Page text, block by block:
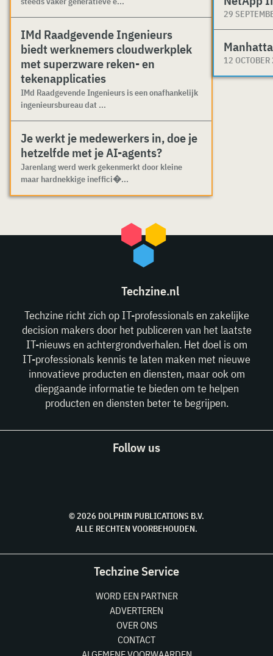
IMd Raadgevende Ingenieurs
biedt werknemers cloudwerkplek
met superzware reken- en
tekenapplicaties
IMd Raadgevende Ingenieurs is een onafhankelijk
ingenieursbureau dat ...
Je werkt je medewerkers in, doe je
hetzelfde met je AI-agents?
Jarenlang werd werk gekenmerkt door kleine
maar hardnekkige ineffici�...
29
12
Techzine.nl
Techzine richt zich op IT-professionals en zakelijke
decision makers door het publiceren van het laatste
IT-nieuws en achtergrondverhalen. Het doel is om
IT-professionals kennis te laten maken met nieuwe
innovatieve producten en diensten, maar ook om
diepgaande informatie te bieden om te helpen
producten en diensten beter te begrijpen.
Follow us
© 2026 DOLPHIN PUBLICATIONS B.V.
ALLE RECHTEN VOORBEHOUDEN.
Techzine Service
WORD EEN PARTNER
ADVERTEREN
OVER ONS
CONTACT